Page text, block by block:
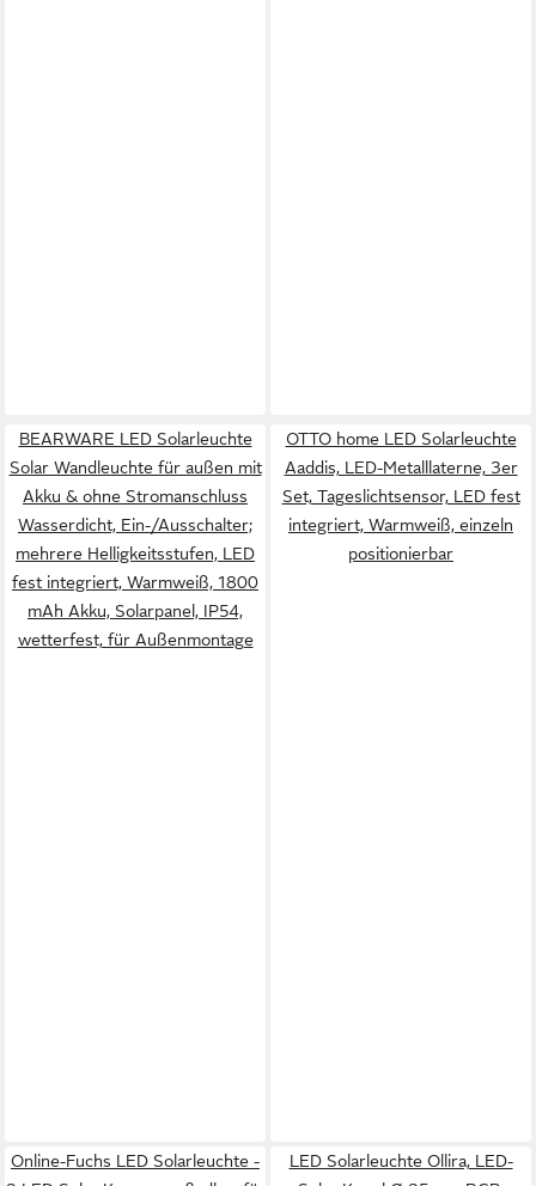
BEARWARE LED Solarleuchte
Solar Wandleuchte für außen mit
Akku & ohne Stromanschluss
Wasserdicht, Ein-/Ausschalter;
mehrere Helligkeitsstufen, LED
fest integriert, Warmweiß, 1800
mAh Akku, Solarpanel, IP54,
wetterfest, für Außenmontage
OTTO home LED Solarleuchte
Aaddis, LED-Metalllaterne, 3er
Set, Tageslichtsensor, LED fest
integriert, Warmweiß, einzeln
positionierbar
Online-Fuchs LED Solarleuchte -
LED Solarleuchte Ollira, LED-